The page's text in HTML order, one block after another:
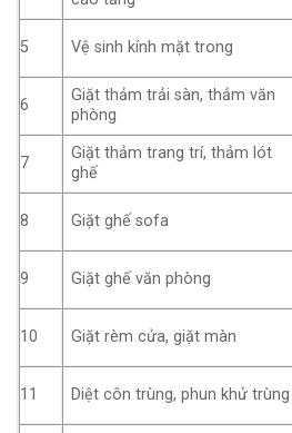
5 Vệ sinh kính mặt trong
6
Giặt thảm trải sàn, thảm văn
phòng
7
Giặt thảm trang trí, thảm lót
ghế
8 Giặt ghế sofa
9 Giặt ghế văn phòng
10 Giặt rèm cửa, giặt màn
11 Diệt côn trùng, phun khử trùng